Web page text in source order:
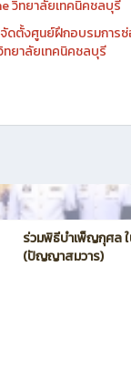
รเรียนรู้และควบคุมหุ่
รรมการผลิต
รจัดตั้งศูนย์ฝึกอบรมกา
ทยาลัยเทคนิคชลบุรี